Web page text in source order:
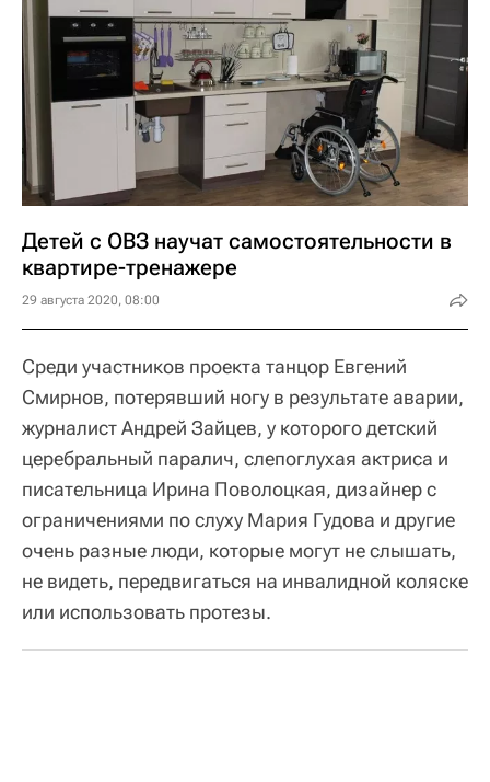
Детей с ОВЗ научат самостоятельности в
квартире-тренажере
29 августа 2020, 08:00
Среди участников проекта танцор Евгений
Смирнов, потерявший ногу в результате аварии,
журналист Андрей Зайцев, у которого детский
церебральный паралич, слепоглухая актриса и
писательница Ирина Поволоцкая, дизайнер с
ограничениями по слуху Мария Гудова и другие
очень разные люди, которые могут не слышать,
не видеть, передвигаться на инвалидной коляске
или использовать протезы.